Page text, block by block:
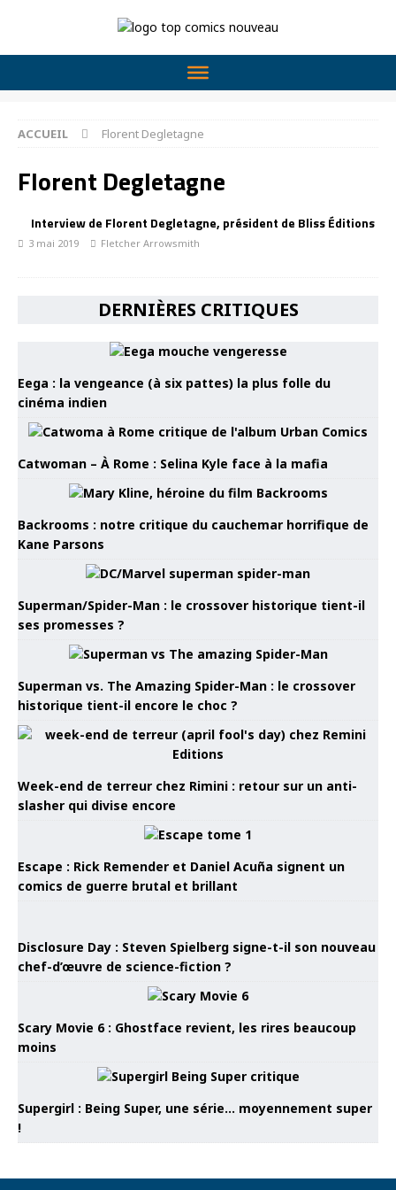
ACCUEIL Florent Degletagne
Florent Degletagne
Interview de Florent Degletagne, président de Bliss Éditions
3 mai 2019 Fletcher Arrowsmith
DERNIÈRES CRITIQUES
Eega : la vengeance (à six pattes) la plus folle du
cinéma indien
Catwoman – À Rome : Selina Kyle face à la mafia
Backrooms : notre critique du cauchemar horrifique de
Kane Parsons
Superman/Spider-Man : le crossover historique tient-il
ses promesses ?
Superman vs. The Amazing Spider-Man : le crossover
historique tient-il encore le choc ?
Week-end de terreur chez Rimini : retour sur un anti-
slasher qui divise encore
Escape : Rick Remender et Daniel Acuña signent un
comics de guerre brutal et brillant
Disclosure Day : Steven Spielberg signe-t-il son nouveau
chef-d’œuvre de science-fiction ?
Scary Movie 6 : Ghostface revient, les rires beaucoup
moins
Supergirl : Being Super, une série… moyennement super
!